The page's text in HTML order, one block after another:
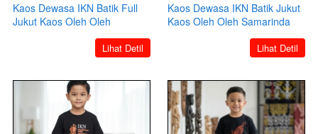
Kaos Dewasa IKN Batik Full
Jukut Kaos Oleh Oleh
`Lihat Detil
Kaos Dewasa IKN Batik Jukut
Kaos Oleh Oleh Samarinda
`Lihat Detil